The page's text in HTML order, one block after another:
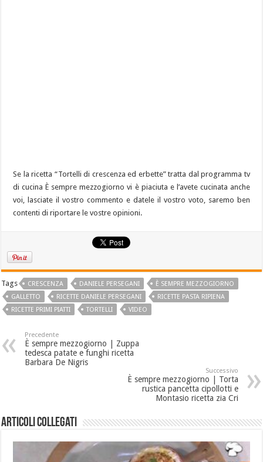
Se la ricetta “Tortelli di crescenza ed erbette” tratta dal programma tv
di cucina È sempre mezzogiorno vi è piaciuta e l’avete cucinata anche
voi, lasciate il vostro commento e datele il vostro voto, saremo ben
contenti di riportare le vostre opinioni.
Tags CRESCENZA DANIELE PERSEGANI
È SEMPRE MEZZOGIORNO
GALLETTO
RICETTE DANIELE PERSEGANI
RICETTE PASTA RIPIENA
RICETTE PRIMI PIATTI
TORTELLI VIDEO
Precedente
È sempre mezzogiorno | Zuppa
tedesca patate e funghi ricetta
Barbara De Nigris
Successivo
È sempre mezzogiorno | Torta
rustica pancetta cipollotti e
Montasio ricetta zia Cri
Articoli collegati